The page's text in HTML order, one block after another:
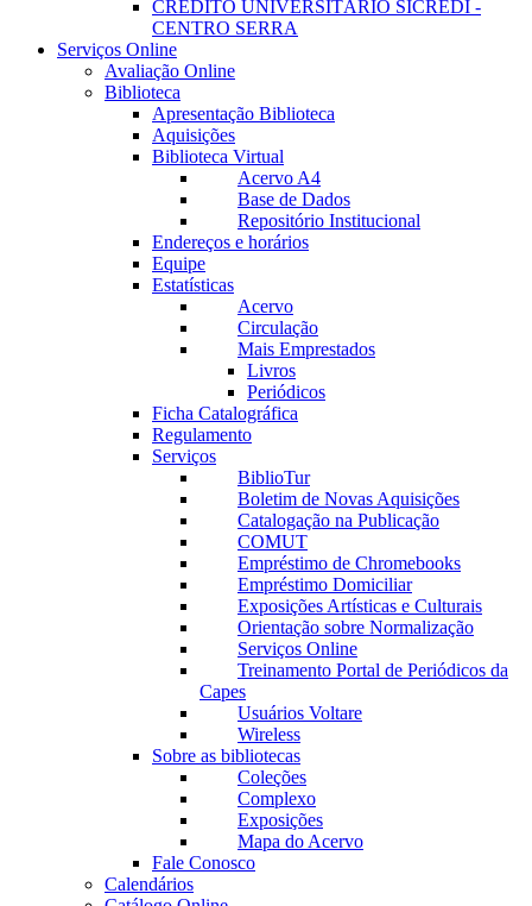
CRÉDITO UNIVERSITÁRIO SICREDI -
CENTRO SERRA
Serviços Online
Avaliação Online
Biblioteca
Apresentação Biblioteca
Aquisições
Biblioteca Virtual
Acervo A4
Base de Dados
Repositório Institucional
Endereços e horários
Equipe
Estatísticas
Acervo
Circulação
Mais Emprestados
Livros
Periódicos
Ficha Catalográfica
Regulamento
Serviços
BiblioTur
Boletim de Novas Aquisições
Catalogação na Publicação
COMUT
Empréstimo de Chromebooks
Empréstimo Domiciliar
Exposições Artísticas e Culturais
Orientação sobre Normalização
Serviços Online
Treinamento Portal de Periódicos da
Capes
Usuários Voltare
Wireless
Sobre as bibliotecas
Coleções
Complexo
Exposições
Mapa do Acervo
Fale Conosco
Calendários